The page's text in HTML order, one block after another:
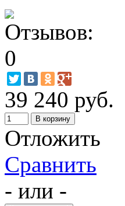
39 240 руб.
Отложить
Сравнить
- или -